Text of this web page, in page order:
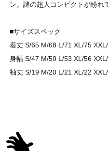
ン。謎の超人コンビクトが紛れ
■サイズスペック
着丈 S/65 M/68 L/71 XL/75
身幅 S/47 M/50 L/53 XL/56
袖丈 S/19 M/20 L/21 XL/22